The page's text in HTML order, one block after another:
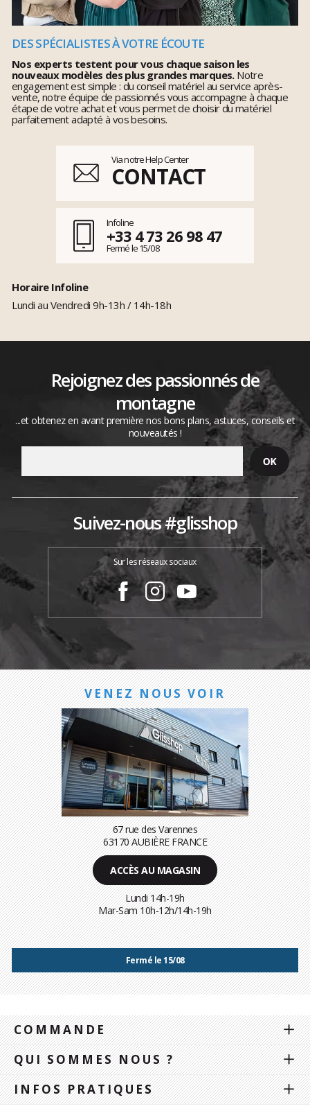
DES SPÉCIALISTES À VOTRE ÉCOUTE
Nos experts testent pour vous chaque saison les
nouveaux modèles des plus grandes marques.Notre
engagement est simple : du conseil matériel au service après-
vente, notre équipe de passionnés vous accompagne à chaque
étape de votre achat et vous permet de choisir du matériel
parfaitement adapté à vos besoins.
Via notre Help Center
CONTACT
Infoline
+33 4 73 26 98 47
Fermé le 15/08
Horaire Infoline
Lundi au Vendredi 9h-13h / 14h-18h
Rejoignez des passionnés de
montagne
...et obtenez en avant première nos bons plans, astuces, conseils et
nouveautés !
Suivez-nous #glisshop
Sur les réseaux sociaux
VENEZ NOUS VOIR
67 rue des Varennes
63170 AUBIÈRE FRANCE
ACCÈS AU MAGASIN
Lundi 14h-19h
Mar-Sam 10h-12h/14h-19h
Fermé le 15/08
COMMANDE
QUI SOMMES NOUS ?
INFOS PRATIQUES